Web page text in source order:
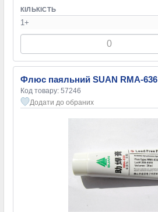
КІЛЬКІСТЬ
1+
Флюс паяльний SUAN RMA-636
Код товару: 57246
Додати до обраних